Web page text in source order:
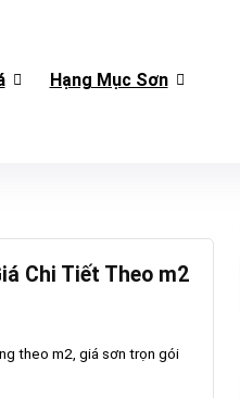
Hạng Mục Sơn
Chi Tiết Theo m2
theo m2, giá sơn trọn gói